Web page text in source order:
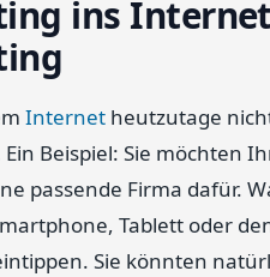
ins
Internet heutzutage
Beispiel: Sie möchten
passende Firma dafür.
Tablett oder
Sie könnten